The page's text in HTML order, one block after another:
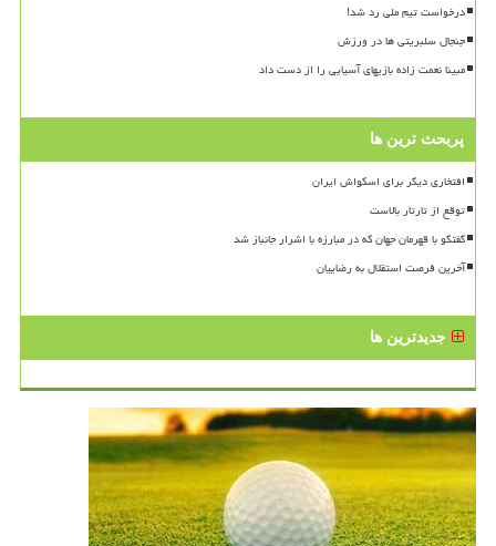
درخواست تیم ملی رد شد!
جنجال سلبریتی ها در ورزش
مبینا نعمت زاده بازیهای آسیایی را از دست داد
پربحث ترین ها
افتخاری دیگر برای اسکواش ایران
توقع از تارتار بالاست
گفتگو با قهرمان جهان که در مبارزه با اشرار جانباز شد
آخرین فرصت استقلال به رضاییان
جدیدترین ها